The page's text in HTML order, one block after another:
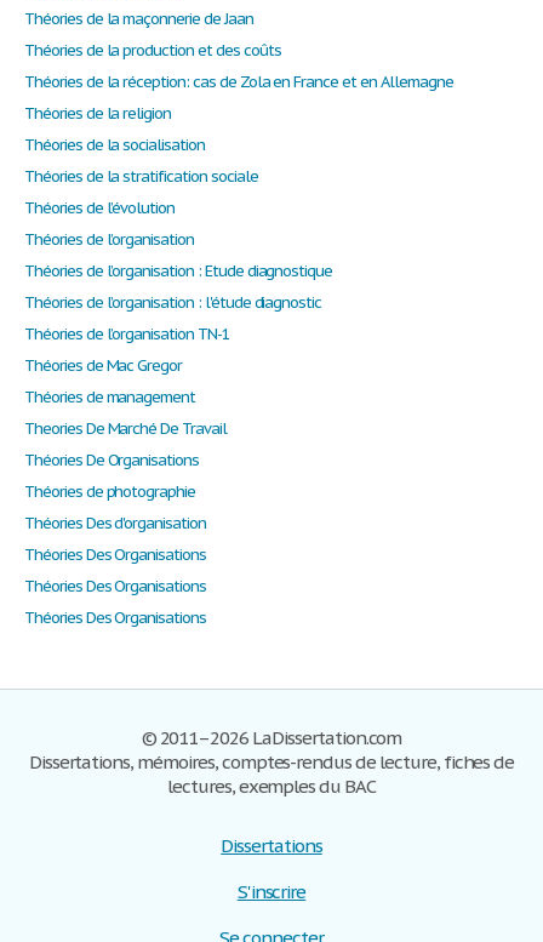
Théories de la maçonnerie de Jaan
Théories de la production et des coûts
Théories de la réception: cas de Zola en France et en Allemagne
Théories de la religion
Théories de la socialisation
Théories de la stratification sociale
Théories de l’évolution
Théories de l’organisation
Théories de l’organisation : Etude diagnostique
Théories de l’organisation : l'étude diagnostic
Théories de l’organisation TN-1
Théories de Mac Gregor
Théories de management
Theories De Marché De Travail
Théories De Organisations
Théories de photographie
Théories Des d'organisation
Théories Des Organisations
Théories Des Organisations
Théories Des Organisations
© 2011–2026 LaDissertation.com
Dissertations, mémoires, comptes-rendus de lecture, fiches de
lectures, exemples du BAC
Dissertations
S'inscrire